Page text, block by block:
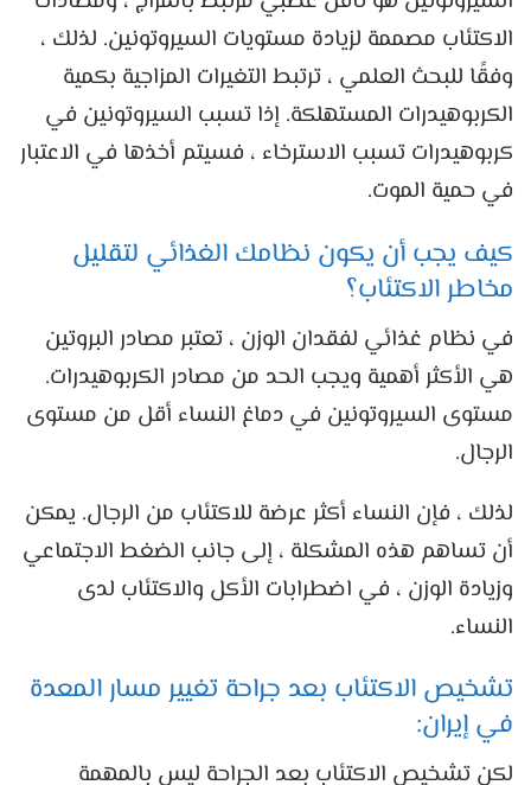
الاكتئاب مصممة لزيادة مستويات السيروتونين. لذلك ،
وفقًا للبحث العلمي ، ترتبط التغيرات المزاجية بكمية
الكربوهيدرات المستهلكة. إذا تسبب السيروتونين في
كربوهيدرات تسبب الاسترخاء ، فسيتم أخذها في الاعتبار
في حمية الموت.
كيف يجب أن يكون نظامك الغذائي لتقليل
مخاطر الاكتئاب؟
في نظام غذائي لفقدان الوزن ، تعتبر مصادر البروتين
هي الأكثر أهمية ويجب الحد من مصادر الكربوهيدرات.
مستوى السيروتونين في دماغ النساء أقل من مستوى
الرجال.
لذلك ، فإن النساء أكثر عرضة للاكتئاب من الرجال. يمكن
أن تساهم هذه المشكلة ، إلى جانب الضغط الاجتماعي
وزيادة الوزن ، في اضطرابات الأكل والاكتئاب لدى
النساء.
تشخيص الاكتئاب بعد جراحة تغيير مسار المعدة
في إيران:
لكن تشخيص الاكتئاب بعد الجراحة ليس بالمهمة